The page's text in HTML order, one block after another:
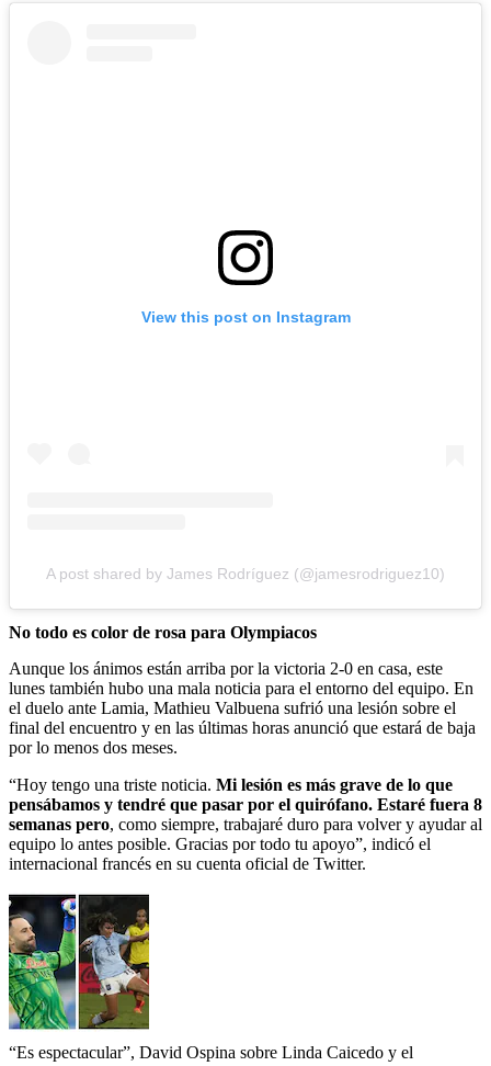
View this post on Instagram
A post shared by James Rodríguez (@jamesrodriguez10)
No todo es color de rosa para Olympiacos
Aunque los ánimos están arriba por la victoria 2-0 en casa, este
lunes también hubo una mala noticia para el entorno del equipo. En
el duelo ante Lamia, Mathieu Valbuena sufrió una lesión sobre el
final del encuentro y en las últimas horas anunció que estará de baja
por lo menos dos meses.
“Hoy tengo una triste noticia. Mi lesión es más grave de lo que
pensábamos y tendré que pasar por el quirófano. Estaré fuera 8
semanas pero, como siempre, trabajaré duro para volver y ayudar al
equipo lo antes posible. Gracias por todo tu apoyo”, indicó el
internacional francés en su cuenta oficial de Twitter.
“Es espectacular”, David Ospina sobre Linda Caicedo y el